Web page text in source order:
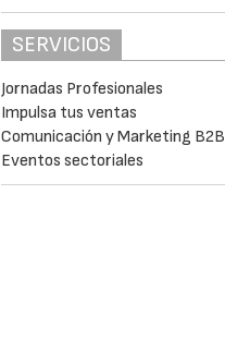
SERVICIOS
Jornadas Profesionales
Impulsa tus ventas
Comunicación y Marketing B2B
Eventos sectoriales